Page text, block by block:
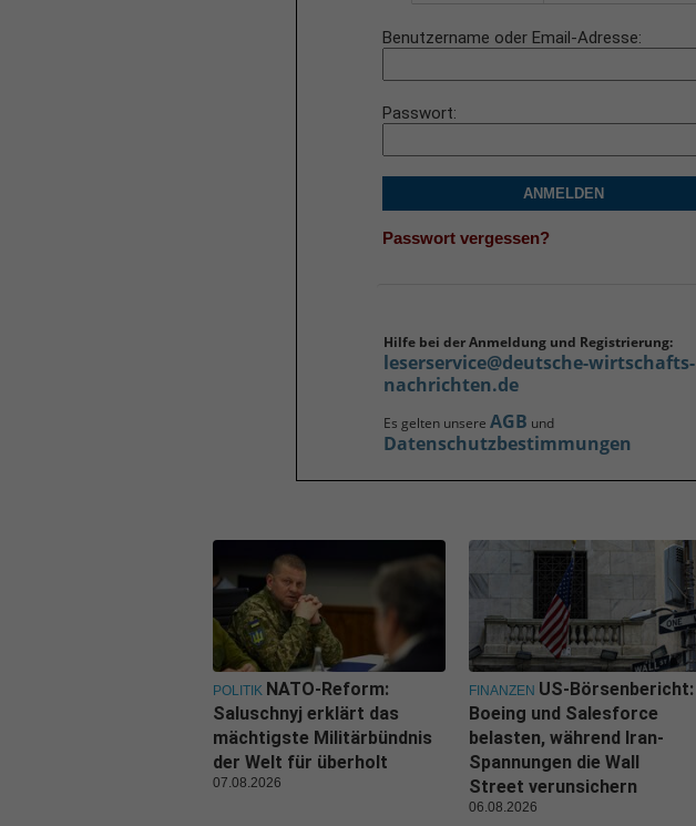
Benutzername oder Email-Adresse
Passwort
ANMELDEN
Passwort vergessen?
Hilfe bei der Anmeldung und Registrierung:
leserservice@deutsche-wirtschafts-
nachrichten.de
Es gelten unsere AGB und
Datenschutzbestimmungen
POLITIK NATO-Reform:
Saluschnyj erklärt das
mächtigste Militärbündnis
der Welt für überholt
07.08.2026
FINANZEN US-Börsenbericht:
Boeing und Salesforce
belasten, während Iran-
Spannungen die Wall
Street verunsichern
06.08.2026